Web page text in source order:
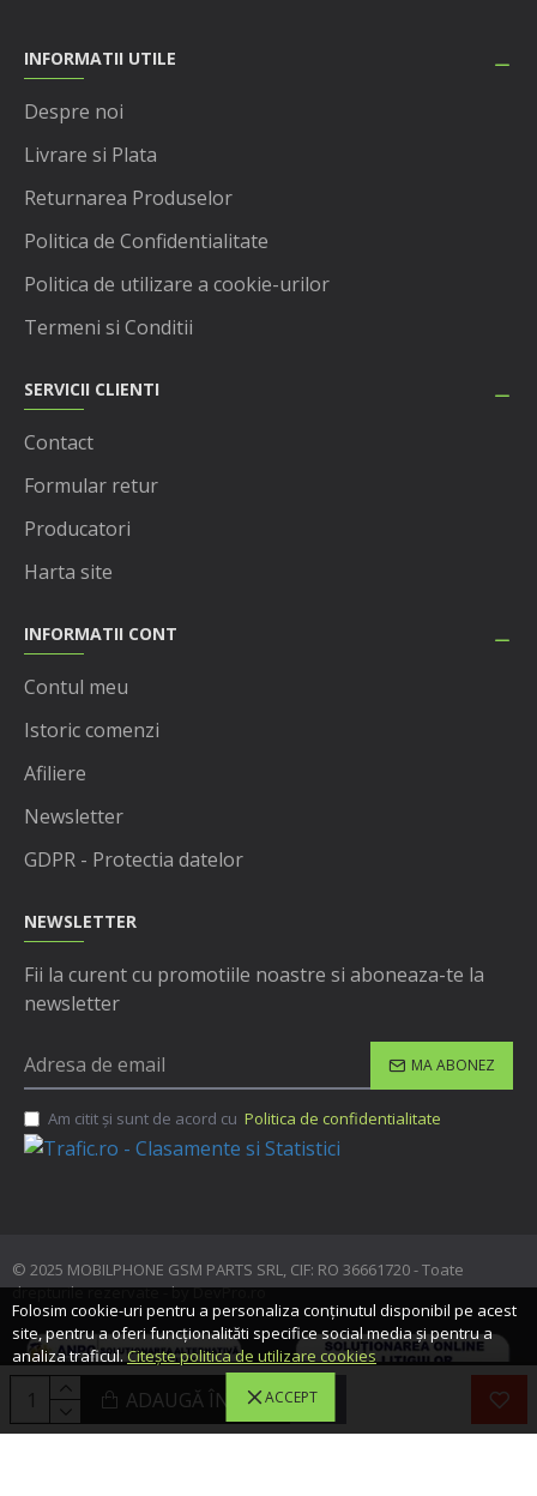
ADAUGĂ ÎN COŞ
INFORMATII UTILE
Despre noi
Livrare si Plata
Returnarea Produselor
Politica de Confidentialitate
Politica de utilizare a cookie-urilor
Termeni si Conditii
SERVICII CLIENTI
Contact
Formular retur
Producatori
Harta site
INFORMATII CONT
Contul meu
Istoric comenzi
Afiliere
Newsletter
GDPR - Protectia datelor
NEWSLETTER
Fii la curent cu promotiile noastre si aboneaza-te la
newsletter
MA ABONEZ
Am citit şi sunt de acord cu Politica de confidentialitate
© 2025 MOBILPHONE GSM PARTS SRL, CIF: RO 36661720 - Toate
drepturile rezervate - by DevPro.ro
ACCEPT
Folosim cookie-uri pentru a personaliza conținutul disponibil pe acest
site, pentru a oferi funcționalităti specifice social media și pentru a
analiza traficul.Citește politica de utilizare cookies